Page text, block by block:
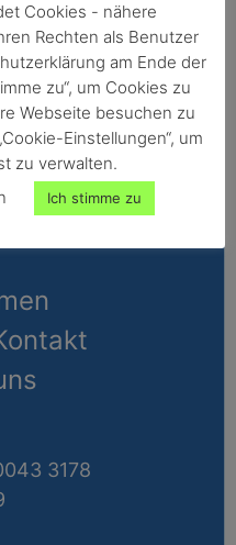
oder
wir
gerne
3178
Lifetime
Support
10 Jahre
Reparatur-
Cookies - nähere
Rechten als Benutzer
am Ende der
zu“, um Cookies zu
Webseite besuchen zu
Einstellungen“, um
zu verwalten.
Ich stimme zu